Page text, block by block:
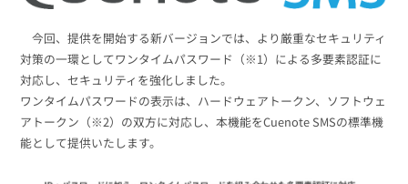
緊急参集・安否確認
SNSプロモーション支援事業
デジタルマーケティング
今回、提供を開始する新バージョンでは、より厳重なセキュリティ
対策の一環としてワンタイムパスワード（※1）による多要素認証に
対応し、セキュリティを強化しました。
ワンタイムパスワードの表示は、ハードウェアトークン、ソフトウェ
アトークン（※2）の双方に対応し、本機能をCuenote SMSの標準機
能として提供いたします。